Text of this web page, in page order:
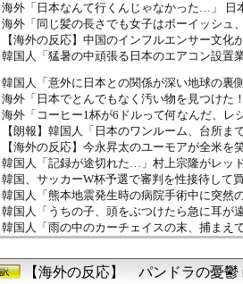
海外「日本なんて行くんじゃなかった…」 日
海外「同じ髪の長さでも女子はボーイッシュ
【海外の反応】中国のインフルエンサー文
韓国人「猛暑の中頑張る日本のエアコン設置
韓国人「意外に日本との関係が深い地球の
海外「日本でとんでもなく汚い物を見つけた
海外「コーヒー1杯が6ドルって何なんだ、レ
【朗報】韓国人「日本のワンルーム、台所ま
【海外の反応】今永昇太のユーモアが全米を
韓国人「記録が途切れた…」村上宗隆がレッ
韓国、サッカーW杯予選で審判を性接待して
韓国人「熊本地震発生時の病院手術中に突然
韓国人「うちの子、頭をぶつけたら急に耳
韓国人「雨の中のカーチェイスの末、捕まえ
海外「日本の科学者が猫の寿命を2倍に上げ
韓国人「イ・ジュンソク、地方選挙で基礎議
【海外の反応】 パンドラの憂鬱